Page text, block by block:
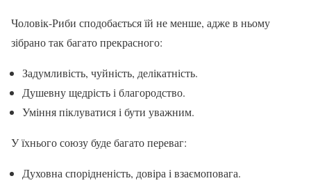
Чоловік-Риби сподобається їй не менше, адже в ньому
зібрано так багато прекрасного:
Задумливість, чуйність, делікатність.
Душевну щедрість і благородство.
Уміння піклуватися і бути уважним.
У їхнього союзу буде багато переваг:
Духовна спорідненість, довіра і взаємоповага.